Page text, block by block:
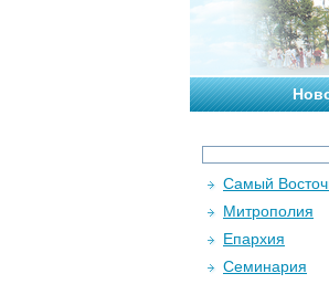
Самый
Митрополия
Епархия
Семинария